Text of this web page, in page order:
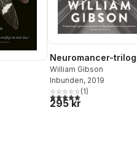
Totalt antal röster:
Neuromancer-
William Gibson
Inbunden, 2019
5,0utav 5 stjärnor.
(1)
295 kr